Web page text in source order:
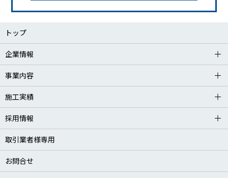
トップ
企業情報
事業内容
施工実績
採用情報
取引業者様専用
お問合せ